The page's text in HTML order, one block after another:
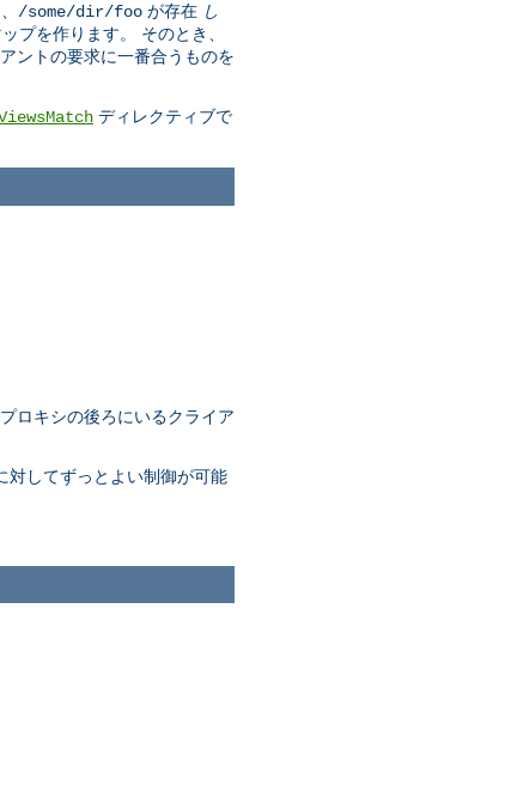
/some/dir/foo が存在 し
プを作ります。 そのとき、
ントの要求に一番合うものを
ディレクティブで
ロキシの後ろにいるクライア
対してずっとよい制御が可能